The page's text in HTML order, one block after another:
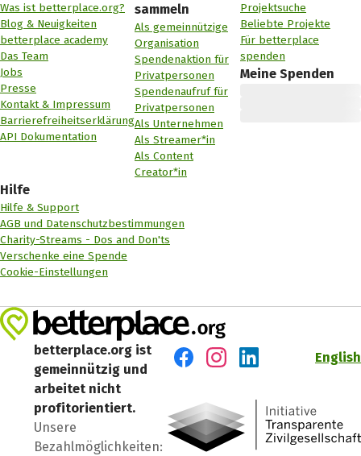
Was ist betterplace.org?
Blog & Neuigkeiten
betterplace academy
Das Team
Jobs
Presse
Kontakt & Impressum
Barrierefreiheitserklärung
API Dokumentation
sammeln
Als gemeinnützige
Organisation
Spendenaktion für
Privatpersonen
Spendenaufruf für
Privatpersonen
Als Unternehmen
Als Streamer*in
Als Content
Creator*in
Projektsuche
Beliebte Projekte
Für betterplace
spenden
Meine Spenden
Hilfe
Hilfe & Support
AGB und Datenschutzbestimmungen
Charity-Streams - Dos and Don'ts
Verschenke eine Spende
Cookie-Einstellungen
betterplace.org ist
gemeinnützig und
arbeitet nicht
profitorientiert.
Unsere
Bezahlmöglichkeiten:
English